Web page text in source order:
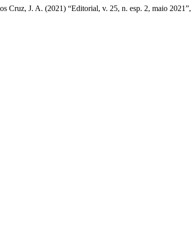
Cruz, J. A. (2021) “Editorial, v. 25, n. esp. 2, maio 2021”,